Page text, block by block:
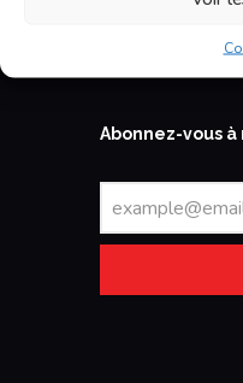
To learn more
Abonnez-vous